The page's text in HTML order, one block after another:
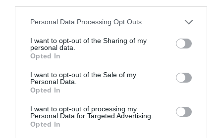
Please note that this website/app uses one or more Google
not limited to your visit or usage behaviour. You may click to
grant or deny consent to Google and its third-party tags to
use your data for below specified purposes in below Google
consent section.
Personal Data Processing Opt Outs
I want to opt-out of the Sharing of my
personal data.
Opted In
I want to opt-out of the Sale of my
Personal Data.
Opted In
I want to opt-out of processing my
Personal Data for Targeted Advertising.
Opted In
Ennyibe kerül nálunk a legolcsóbb elektromos
Skoda